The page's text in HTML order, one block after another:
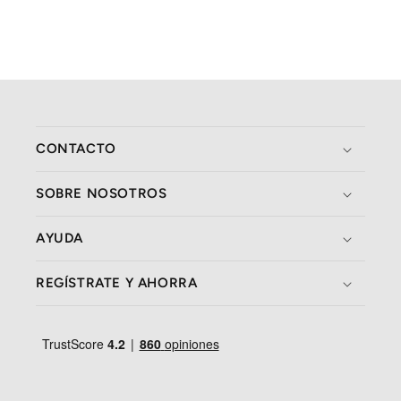
CONTACTO
SOBRE NOSOTROS
AYUDA
REGÍSTRATE Y AHORRA